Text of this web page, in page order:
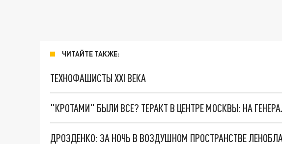
ЧИТАЙТЕ ТАКЖЕ:
ТЕХНОФАШИСТЫ XXI ВЕКА
"КРОТАМИ" БЫЛИ ВСЕ? ТЕРАКТ В ЦЕНТРЕ МОСКВЫ: НА